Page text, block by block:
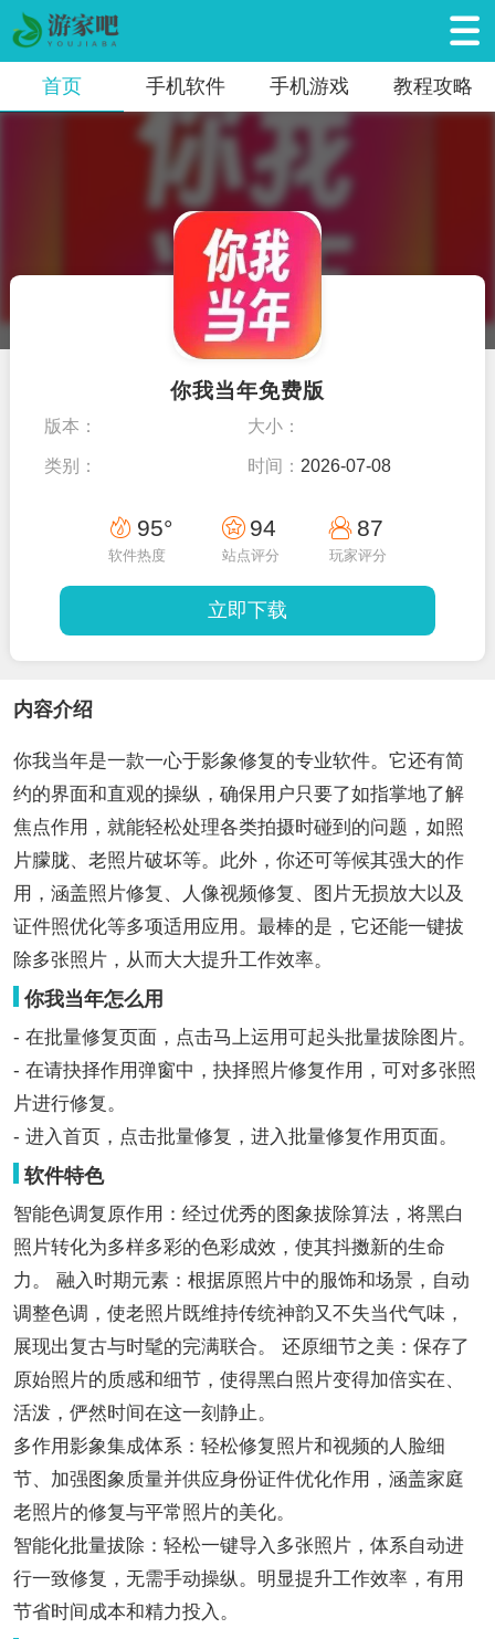
首页 手机软件 手机游戏 教程攻略
你我当年免费版
版本： 大小：
类别： 时间： 2026-07-08
95°
软件热度
94
站点评分
87
玩家评分
立即下载
内容介绍
你我当年是一款一心于影象修复的专业软件。它还有简
约的界面和直观的操纵，确保用户只要了如指掌地了解
焦点作用，就能轻松处理各类拍摄时碰到的问题，如照
片朦胧、老照片破坏等。此外，你还可等候其强大的作
用，涵盖照片修复、人像视频修复、图片无损放大以及
证件照优化等多项适用应用。最棒的是，它还能一键拔
除多张照片，从而大大提升工作效率。
你我当年怎么用
- 在批量修复页面，点击马上运用可起头批量拔除图片。
- 在请抉择作用弹窗中，抉择照片修复作用，可对多张照
片进行修复。
- 进入首页，点击批量修复，进入批量修复作用页面。
软件特色
智能色调复原作用：经过优秀的图象拔除算法，将黑白
照片转化为多样多彩的色彩成效，使其抖擞新的生命
力。 融入时期元素：根据原照片中的服饰和场景，自动
调整色调，使老照片既维持传统神韵又不失当代气味，
展现出复古与时髦的完满联合。 还原细节之美：保存了
原始照片的质感和细节，使得黑白照片变得加倍实在、
活泼，俨然时间在这一刻静止。
多作用影象集成体系：轻松修复照片和视频的人脸细
节、加强图象质量并供应身份证件优化作用，涵盖家庭
老照片的修复与平常照片的美化。
智能化批量拔除：轻松一键导入多张照片，体系自动进
行一致修复，无需手动操纵。明显提升工作效率，有用
节省时间成本和精力投入。